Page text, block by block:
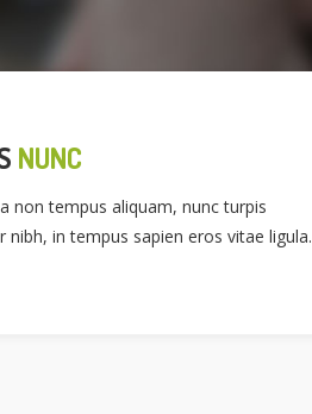
NUNC
non tempus aliquam, nunc turpis
nibh, in tempus sapien eros vitae ligula.